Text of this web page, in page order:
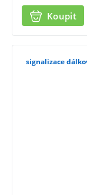
Koupit
signalizace